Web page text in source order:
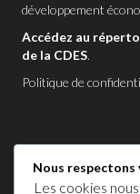
développement
Accédez au
de la CDES.
Politique de
Nous
Les cookies